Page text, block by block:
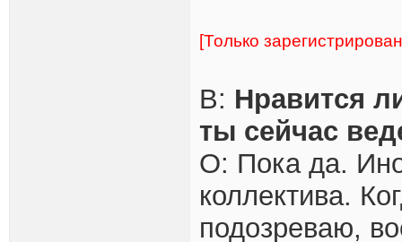
[Только
В: Нравится
ты сейчас
О: Пока да.
коллектива.
подозреваю,